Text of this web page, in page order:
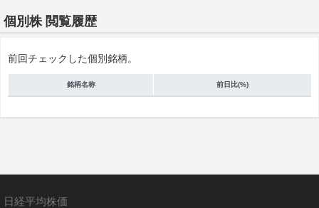
個別株 閲覧履歴
前回チェックした個別銘柄。
銘柄名称 前日比(%)
日経平均株価